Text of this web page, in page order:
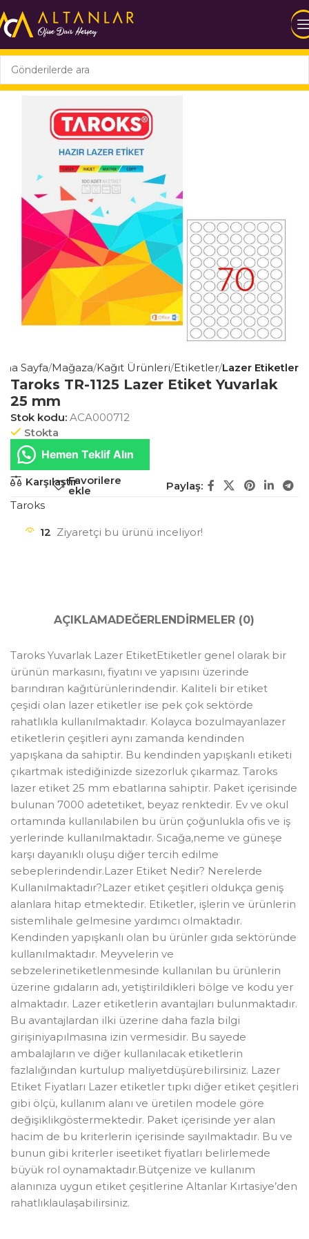
Sayfa Mağaza Kağıt Ürünleri Etiketler Lazer Etiketler
Taroks TR-1125 Lazer Etiket Yuvarlak
25 mm
Stok kodu: ACA000712
Stokta
Hemen Teklif Alın
KarşılaştırFavorilere
ekle
Paylaş:
Taroks
12 Ziyaretçi bu ürünü inceliyor!
AÇIKLAMADEĞERLENDIRMELER (0)
Taroks Yuvarlak Lazer EtiketEtiketler genel olarak bir
ürünün markasını, fiyatını ve yapısını üzerinde
barındıran kağıtürünlerindendir. Kaliteli bir etiket
çeşidi olan lazer etiketler ise pek çok sektörde
rahatlıkla kullanılmaktadır. Kolayca bozulmayanlazer
etiketlerin çeşitleri aynı zamanda kendinden
yapışkana da sahiptir. Bu kendinden yapışkanlı etiketi
çıkartmak istediğinizde sizezorluk çıkarmaz. Taroks
lazer etiket 25 mm ebatlarına sahiptir. Paket içerisinde
bulunan 7000 adetetiket, beyaz renktedir. Ev ve okul
ortamında kullanılabilen bu ürün çoğunlukla ofis ve iş
yerlerinde kullanılmaktadır. Sıcağa,neme ve güneşe
karşı dayanıklı oluşu diğer tercih edilme
sebeplerindendir.Lazer Etiket Nedir? Nerelerde
Kullanılmaktadır?Lazer etiket çeşitleri oldukça geniş
alanlara hitap etmektedir. Etiketler, işlerin ve ürünlerin
sistemlihale gelmesine yardımcı olmaktadır.
Kendinden yapışkanlı olan bu ürünler gıda sektöründe
kullanılmaktadır. Meyvelerin ve
sebzelerinetiketlenmesinde kullanılan bu ürünlerin
üzerine gıdaların adı, yetiştirildikleri bölge ve kodu yer
almaktadır. Lazer etiketlerin avantajları bulunmaktadır.
Bu avantajlardan ilki üzerine daha fazla bilgi
girişiniyapılmasına izin vermesidir. Bu sayede
ambalajların ve diğer kullanılacak etiketlerin
fazlalığından kurtulup maliyetdüşürebilirsiniz. Lazer
Etiket Fiyatları Lazer etiketler tıpkı diğer etiket çeşitleri
gibi ölçü, kullanım alanı ve üretilen modele göre
değişiklikgöstermektedir. Paket içerisinde yer alan
hacim de bu kriterlerin içerisinde sayılmaktadır. Bu ve
bunun gibi kriterler iseetiket fiyatları belirlemede
büyük rol oynamaktadır.Bütçenize ve kullanım
alanınıza uygun etiket çeşitlerine Altanlar Kırtasiye’den
rahatlıklaulaşabilirsiniz.